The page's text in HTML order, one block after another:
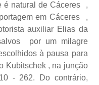
é natural de Cáceres ,
em Cáceres ,
auxiliar Elias da
por um milagre
à pausa para
Kubitschek , na junção
- 262. Do contrário,